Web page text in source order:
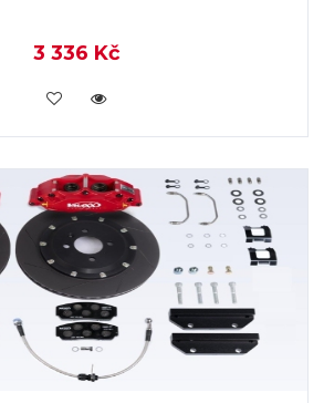
3 336 Kč
KOUPIT